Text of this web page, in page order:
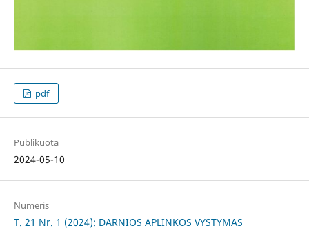
pdf
Publikuota
2024-05-10
Numeris
T. 21 Nr. 1 (2024): DARNIOS APLINKOS VYSTYMAS